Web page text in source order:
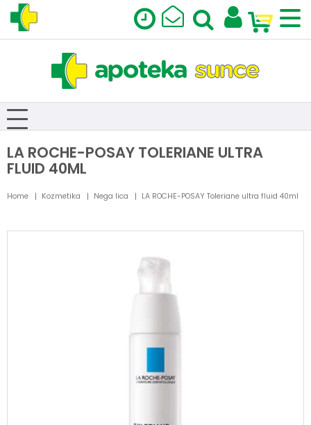
LA ROCHE-POSAY TOLERIANE ULTRA
FLUID 40ML
Home Kozmetika Nega lica LA ROCHE-POSAY Toleriane ultra fluid 40ml